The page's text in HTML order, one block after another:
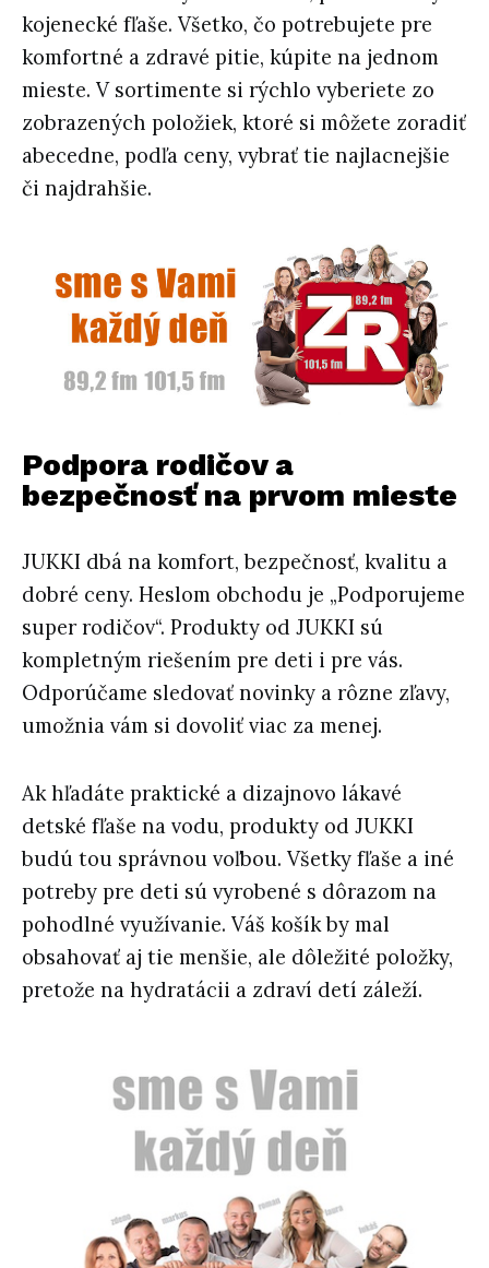
kojenecké fľaše. Všetko, čo potrebujete pre
komfortné a zdravé pitie, kúpite na jednom
mieste. V sortimente si rýchlo vyberiete zo
zobrazených položiek, ktoré si môžete zoradiť
abecedne, podľa ceny, vybrať tie najlacnejšie
či najdrahšie.
Podpora rodičov a
bezpečnosť na prvom mieste
JUKKI dbá na komfort, bezpečnosť, kvalitu a
dobré ceny. Heslom obchodu je „Podporujeme
super rodičov“. Produkty od JUKKI sú
kompletným riešením pre deti i pre vás.
Odporúčame sledovať novinky a rôzne zľavy,
umožnia vám si dovoliť viac za menej.
Ak hľadáte praktické a dizajnovo lákavé
detské fľaše na vodu, produkty od JUKKI
budú tou správnou voľbou. Všetky fľaše a iné
potreby pre deti sú vyrobené s dôrazom na
pohodlné využívanie. Váš košík by mal
obsahovať aj tie menšie, ale dôležité položky,
pretože na hydratácii a zdraví detí záleží.